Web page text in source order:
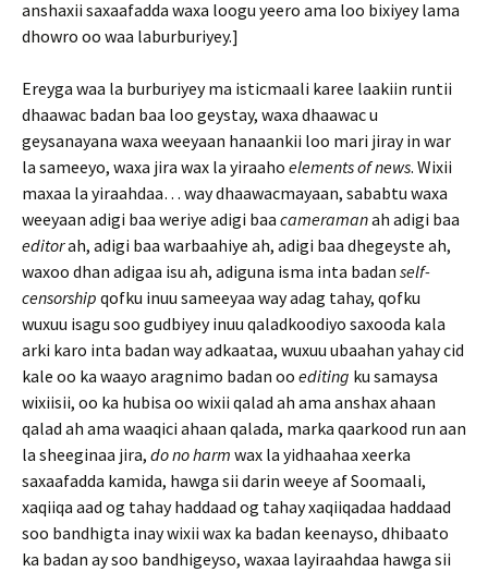
anshaxii saxaafadda waxa loogu yeero ama loo bixiyey lama
dhowro oo waa laburburiyey.]
Ereyga waa la burburiyey ma isticmaali karee laakiin runtii
dhaawac badan baa loo geystay, waxa dhaawac u
geysanayana waxa weeyaan hanaankii loo mari jiray in war
la sameeyo, waxa jira wax la yiraaho elements of news. Wixii
maxaa la yiraahdaa… way dhaawacmayaan, sababtu waxa
weeyaan adigi baa weriye adigi baa cameramanah adigi baa
editorah, adigi baa warbaahiye ah, adigi baa dhegeyste ah,
waxoo dhan adigaa isu ah, adiguna isma inta badan self-
censorship qofku inuu sameeyaa way adag tahay, qofku
wuxuu isagu soo gudbiyey inuu qaladkoodiyo saxooda kala
arki karo inta badan way adkaataa, wuxuu ubaahan yahay cid
kale oo ka waayo aragnimo badan oo editing ku samaysa
wixiisii, oo ka hubisa oo wixii qalad ah ama anshax ahaan
qalad ah ama waaqici ahaan qalada, marka qaarkood run aan
la sheeginaa jira, do no harm wax la yidhaahaa xeerka
saxaafadda kamida, hawga sii darin weeye af Soomaali,
xaqiiqa aad og tahay haddaad og tahay xaqiiqadaa haddaad
soo bandhigta inay wixii wax ka badan keenayso, dhibaato
ka badan ay soo bandhigeyso, waxaa layiraahdaa hawga sii